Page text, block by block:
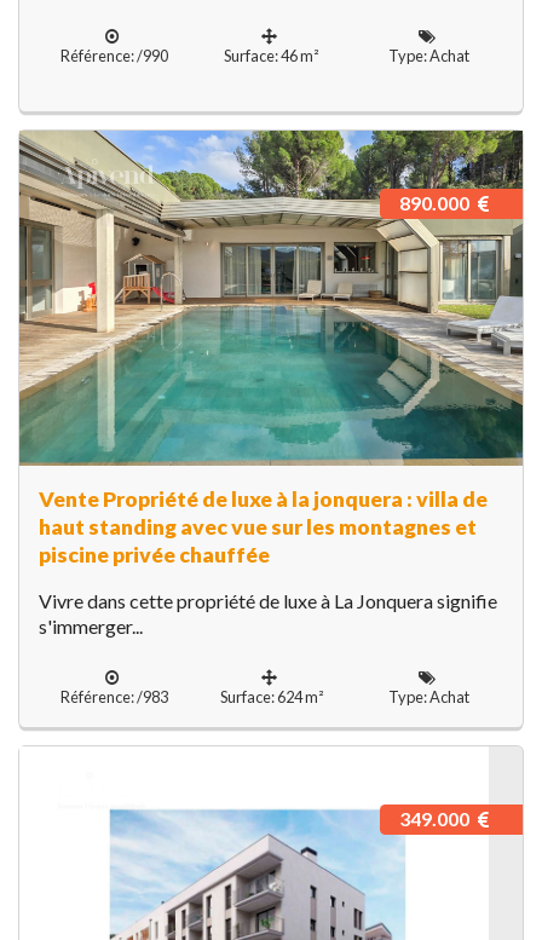
Référence: /990 Surface: 46 m² Type: Achat
Vente Propriété de luxe à la jonquera : villa de
haut standing avec vue sur les montagnes et
piscine privée chauffée
890.000
Vivre dans cette propriété de luxe à La Jonquera signifie
s'immerger...
Référence: /983 Surface: 624 m² Type: Achat
349.000